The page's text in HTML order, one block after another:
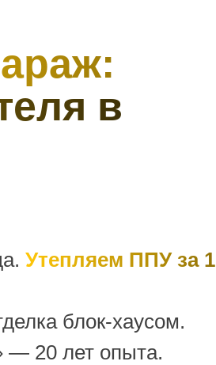
в
Утепляем ППУ за 1
блок-хаусом.
— 20 лет опыта.